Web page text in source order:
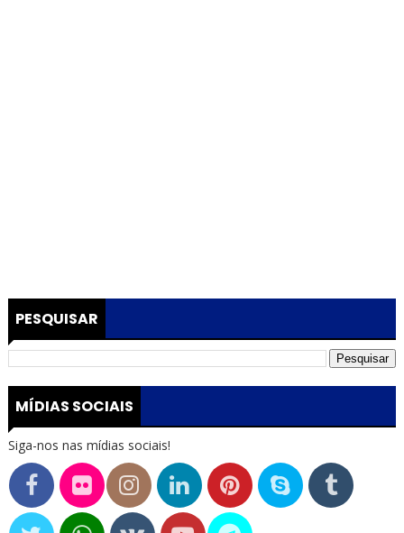
PESQUISAR
MÍDIAS SOCIAIS
Siga-nos nas mídias sociais!